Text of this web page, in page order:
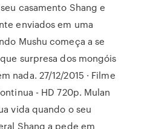
casamento Shang e
enviados em uma
Mushu começa a se
surpresa dos mongóis
nada. 27/12/2015 · Filme
- HD 720p. Mulan
vida quando o seu
Shang a pede em